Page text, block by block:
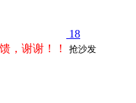
18
，谢谢！！ 抢沙发